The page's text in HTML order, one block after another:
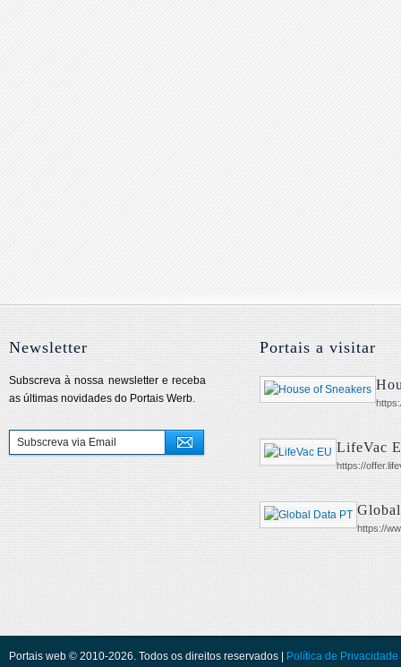
Newsletter
Subscreva à nossa newsletter e receba
as últimas novidades do Portais Werb.
Portais a visitar
LifeVac
https://
https://
Portais web © 2010-2026. Todos os direitos reservados | Política de Privacidade